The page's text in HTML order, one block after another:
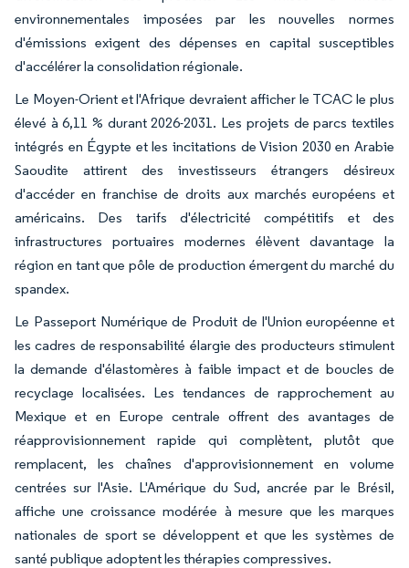
environnementales imposées par les nouvelles normes
d'émissions exigent des dépenses en capital susceptibles
d'accélérer la consolidation régionale.
Le Moyen-Orient et l'Afrique devraient afficher le TCAC le plus
élevé à 6,11 % durant 2026-2031. Les projets de parcs textiles
intégrés en Égypte et les incitations de Vision 2030 en Arabie
Saoudite attirent des investisseurs étrangers désireux
d'accéder en franchise de droits aux marchés européens et
américains. Des tarifs d'électricité compétitifs et des
infrastructures portuaires modernes élèvent davantage la
région en tant que pôle de production émergent du marché du
spandex.
Le Passeport Numérique de Produit de l'Union européenne et
les cadres de responsabilité élargie des producteurs stimulent
la demande d'élastomères à faible impact et de boucles de
recyclage localisées. Les tendances de rapprochement au
Mexique et en Europe centrale offrent des avantages de
réapprovisionnement rapide qui complètent, plutôt que
remplacent, les chaînes d'approvisionnement en volume
centrées sur l'Asie. L'Amérique du Sud, ancrée par le Brésil,
affiche une croissance modérée à mesure que les marques
nationales de sport se développent et que les systèmes de
santé publique adoptent les thérapies compressives.